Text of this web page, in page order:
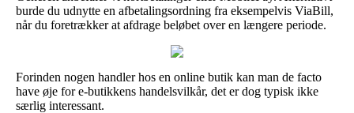
burde du udnytte en afbetalingsordning fra eksempelvis ViaBill,
når du foretrækker at afdrage beløbet over en længere periode.
Forinden nogen handler hos en online butik kan man de facto
have øje for e-butikkens handelsvilkår, det er dog typisk ikke
særlig interessant.